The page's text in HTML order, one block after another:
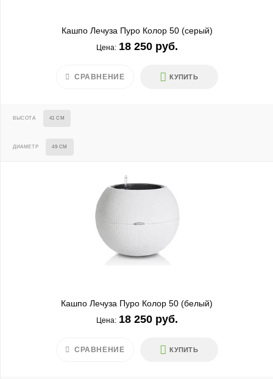
Кашпо Лечуза Пуро Колор 50 (серый)
Цена: 18 250 руб.
КУПИТЬ
СРАВНЕНИЕ
ВЫСОТА 41 СМ
ДИАМЕТР 49 СМ
Кашпо Лечуза Пуро Колор 50 (белый)
Цена: 18 250 руб.
КУПИТЬ
СРАВНЕНИЕ